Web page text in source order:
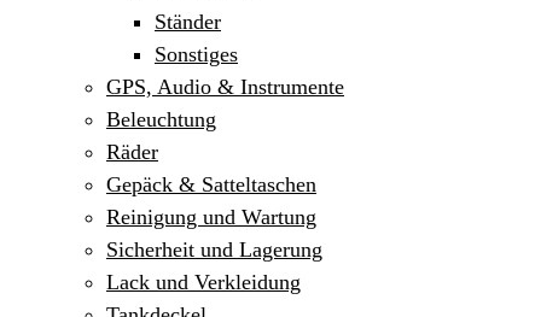
Ständer
Sonstiges
GPS, Audio & Instrumente
Beleuchtung
Räder
Gepäck & Satteltaschen
Reinigung und Wartung
Sicherheit und Lagerung
Lack und Verkleidung